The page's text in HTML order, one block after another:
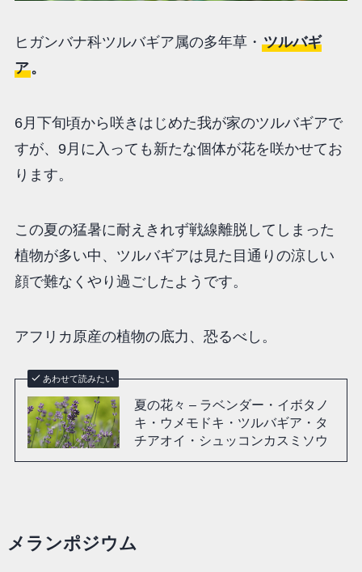
ヒガンバナ科ツルバギア属の多年草・ ツルバギ
ア。
6月下旬頃から咲きはじめた我が家のツルバギアで
すが、9月に入っても新たな個体が花を咲かせてお
ります。
この夏の猛暑に耐えきれず戦線離脱してしまった
植物が多い中、ツルバギアは見た目通りの涼しい
顔で難なくやり過ごしたようです。
アフリカ原産の植物の底力、恐るべし。
あわせて読みたい
夏の花々 – ラベンダー・イボタノ
キ・ウメモドキ・ツルバギア・タ
チアオイ・シュッコンカスミソウ
メランポジウム